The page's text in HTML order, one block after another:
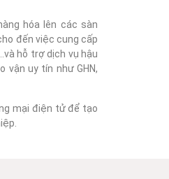
hóa lên các sàn
đến việc cung cấp
hỗ trợ dịch vụ hậu
vận uy tín như GHN,
mại điện tử để tạo